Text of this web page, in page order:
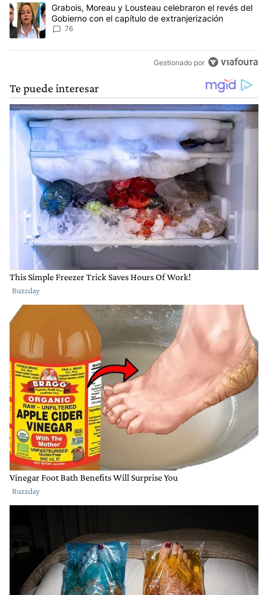
Un artículo de tendencia con el título "Grabois, Moreau y
Grabois, Moreau y Lousteau celebraron el revés del
Gobierno con el capítulo de extranjerización
76
Gestionado por